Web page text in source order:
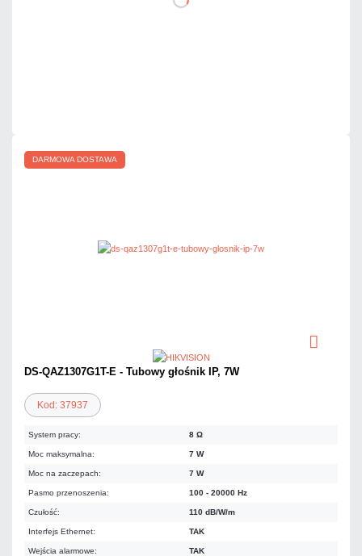
DO KOSZYKA
DARMOWA DOSTAWA
DS-QAZ1307G1T-E - Tubowy głośnik IP, 7W
Kod: 37937
System pracy: 8 Ω
Moc maksymalna: 7 W
Moc na zaczepach: 7 W
Pasmo przenoszenia: 100 - 20000 Hz
Czułość: 110 dB/W/m
Interfejs Ethernet: TAK
Wejścia alarmowe: TAK